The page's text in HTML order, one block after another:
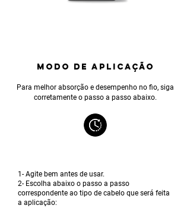
MODO DE APLICAÇÃO
Para melhor absorção e desempenho no fio, siga
corretamente o passo a passo abaixo.
1- Agite bem antes de usar.
2- Escolha abaixo o passo a passo
correspondente ao tipo de cabelo que será feita
a aplicação: